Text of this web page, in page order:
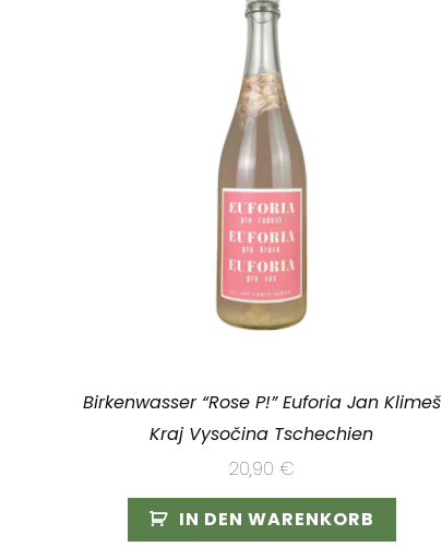
Birkenwasser “Rose P!” Euforia Jan Klimeš
Kraj Vysočina Tschechien
20,90 €
IN DEN WARENKORB